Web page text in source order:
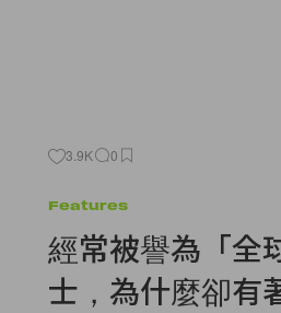
3.9K 0
Features
經常被譽為「全
士，為什麼卻有